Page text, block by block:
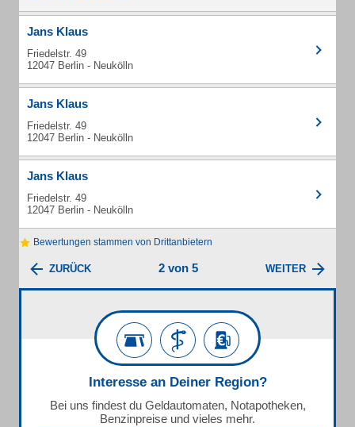
Jans Klaus
Friedelstr. 49
12047 Berlin - Neukölln
Jans Klaus
Friedelstr. 49
12047 Berlin - Neukölln
Jans Klaus
Friedelstr. 49
12047 Berlin - Neukölln
Bewertungen stammen von Drittanbietern
ZURÜCK 2 von 5 WEITER
Interesse an Deiner Region?
Bei uns findest du Geldautomaten, Notapotheken,
Benzinpreise und vieles mehr.